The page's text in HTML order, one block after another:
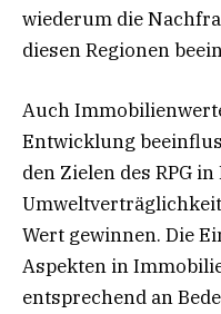
wiederum die
diesen Regionen
Auch
Entwicklung
den Zielen des RPG
Wert gewinnen. Die
Aspekten in
entsprechend an